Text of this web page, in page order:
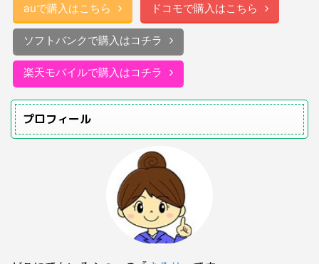
auで購入はこちら ドコモで購入はこちら
ソフトバンクで購入はコチラ
楽天モバイルで購入はコチラ
プロフィール